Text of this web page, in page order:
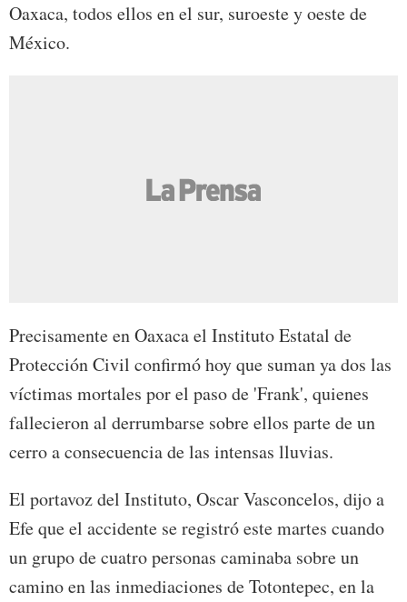
Oaxaca, todos ellos en el sur, suroeste y oeste de
México.
Precisamente en Oaxaca el Instituto Estatal de
Protección Civil confirmó hoy que suman ya dos las
víctimas mortales por el paso de 'Frank', quienes
fallecieron al derrumbarse sobre ellos parte de un
cerro a consecuencia de las intensas lluvias.
El portavoz del Instituto, Oscar Vasconcelos, dijo a
Efe que el accidente se registró este martes cuando
un grupo de cuatro personas caminaba sobre un
camino en las inmediaciones de Totontepec, en la